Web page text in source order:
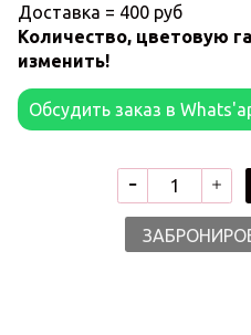
Доставка = 400 руб
Количество, цветовую
изменить!
Обсудить заказ в